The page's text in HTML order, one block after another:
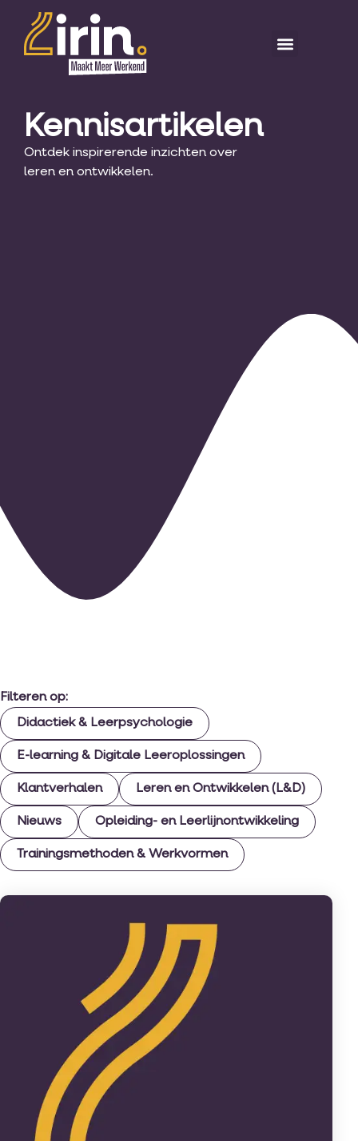
Kennisartikelen
Ontdek inspirerende inzichten over
leren en ontwikkelen.
Filteren op:
Didactiek & Leerpsychologie
E-learning & Digitale Leeroplossingen
Klantverhalen Leren en Ontwikkelen (L&D)
Nieuws Opleiding- en Leerlijnontwikkeling
Trainingsmethoden & Werkvormen